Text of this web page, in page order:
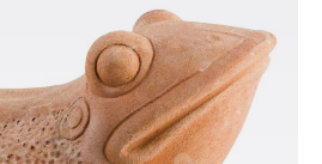
Töpfe
Krüge
Terrakotta Töpfe
Terrakotta Töpfe